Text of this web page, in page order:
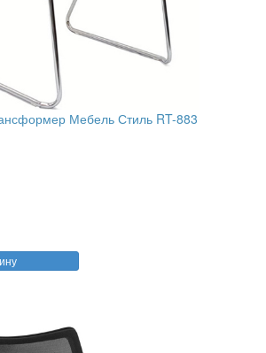
Мебель Стиль RT-883